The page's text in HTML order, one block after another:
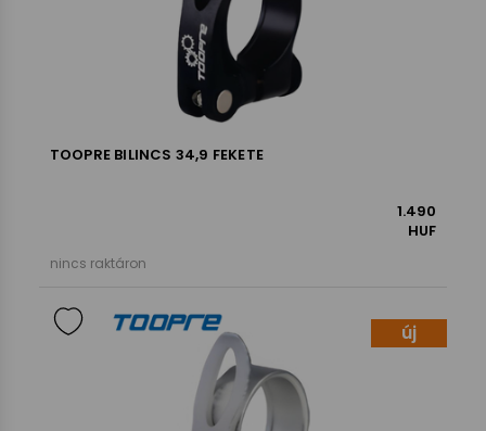
TOOPRE BILINCS 34,9 FEKETE
1.490
HUF
nincs raktáron
új